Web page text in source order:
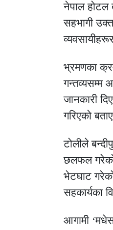
नेपाल होटल
सहभागी
भ्रमणका
गन्तव्यसम्म
जानकारी
गरिएको
टोलीले
छलफल गरेको
भेटघाट
सहकार्यका
आगामी